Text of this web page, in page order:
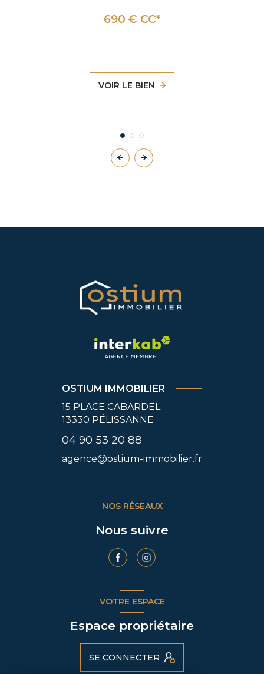
690 € CC*
VOIR LE BIEN
OSTIUM IMMOBILIER
15 PLACE CABARDEL
13330 PÉLISSANNE
04 90 53 20 88
agence@ostium-immobilier.fr
NOS RÉSEAUX
Nous suivre
VOTRE ESPACE
Espace propriétaire
SE CONNECTER